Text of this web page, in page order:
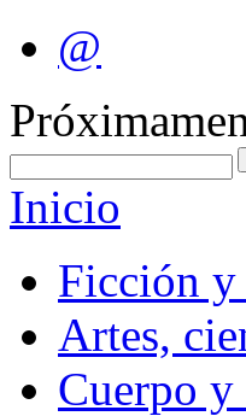
@
Inicio
Ficción y
Artes,
Cuerpo